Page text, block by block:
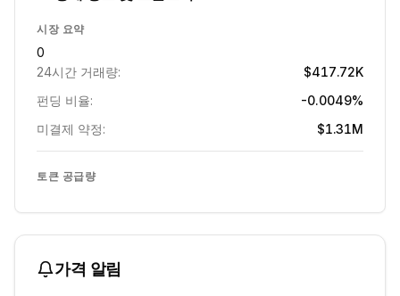
시장 요약
0
24시간 거래량:
$417.72K
펀딩 비율:
-0.0049%
미결제 약정:
$1.31M
토큰 공급량
가격 알림